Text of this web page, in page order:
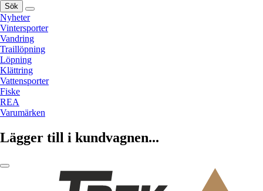
Sök
Nyheter
Vintersporter
Vandring
Traillöpning
Löpning
Klättring
Vattensporter
Fiske
REA
Varumärken
Lägger till i kundvagnen...